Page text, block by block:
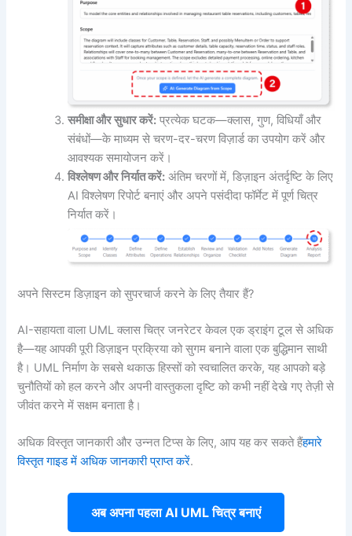
समीक्षा और सुधार करें: प्रत्येक घटक—क्लास, गुण, विधियाँ और
संबंधों—के माध्यम से चरण-दर-चरण विज़ार्ड का उपयोग करें और
आवश्यक समायोजन करें।
विश्लेषण और निर्यात करें: अंतिम चरणों में, डिज़ाइन अंतर्दृष्टि के लिए
AI विश्लेषण रिपोर्ट बनाएं और अपने पसंदीदा फॉर्मेट में पूर्ण चित्र
निर्यात करें।
अपने सिस्टम डिज़ाइन को सुपरचार्ज करने के लिए तैयार हैं?
AI-सहायता वाला UML क्लास चित्र जनरेटर केवल एक ड्राइंग टूल से अधिक
है—यह आपकी पूरी डिज़ाइन प्रक्रिया को सुगम बनाने वाला एक बुद्धिमान साथी
है। UML निर्माण के सबसे थकाऊ हिस्सों को स्वचालित करके, यह आपको बड़े
चुनौतियों को हल करने और अपनी वास्तुकला दृष्टि को कभी नहीं देखे गए तेज़ी से
जीवंत करने में सक्षम बनाता है।
अधिक विस्तृत जानकारी और उन्नत टिप्स के लिए, आप यह कर सकते हैंहमारे
विस्तृत गाइड में अधिक जानकारी प्राप्त करें.
अब अपना पहला AI UML चित्र बनाएं